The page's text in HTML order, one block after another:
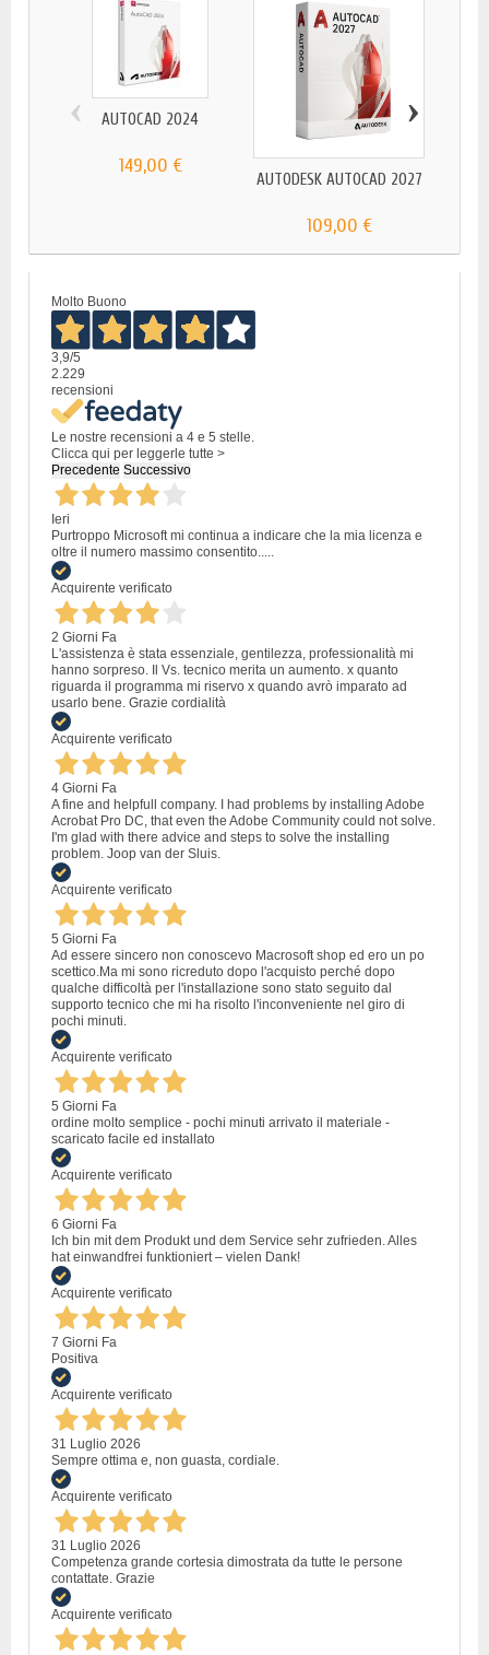
AUTOCAD 2024
149,00 €
AUTODESK AUTOCAD 2027
109,00 €
‹ ›
Molto Buono
3,9/5
2.229
recensioni
Le nostre recensioni a 4 e 5 stelle.
Clicca qui per leggerle tutte >
Precedente Successivo
Ieri
Purtroppo Microsoft mi continua a indicare che la mia licenza e
oltre il numero massimo consentito.....
Acquirente verificato
2 Giorni Fa
L'assistenza è stata essenziale, gentilezza, professionalità mi
hanno sorpreso. Il Vs. tecnico merita un aumento. x quanto
riguarda il programma mi riservo x quando avrò imparato ad
usarlo bene. Grazie cordialità
Acquirente verificato
4 Giorni Fa
A fine and helpfull company. I had problems by installing Adobe
Acrobat Pro DC, that even the Adobe Community could not solve.
I'm glad with there advice and steps to solve the installing
problem. Joop van der Sluis.
Acquirente verificato
5 Giorni Fa
Ad essere sincero non conoscevo Macrosoft shop ed ero un po
scettico.Ma mi sono ricreduto dopo l'acquisto perché dopo
qualche difficoltà per l'installazione sono stato seguito dal
supporto tecnico che mi ha risolto l'inconveniente nel giro di
pochi minuti.
Acquirente verificato
5 Giorni Fa
ordine molto semplice - pochi minuti arrivato il materiale -
scaricato facile ed installato
Acquirente verificato
6 Giorni Fa
Ich bin mit dem Produkt und dem Service sehr zufrieden. Alles
hat einwandfrei funktioniert – vielen Dank!
Acquirente verificato
7 Giorni Fa
Positiva
Acquirente verificato
31 Luglio 2026
Sempre ottima e, non guasta, cordiale.
Acquirente verificato
31 Luglio 2026
Competenza grande cortesia dimostrata da tutte le persone
contattate. Grazie
Acquirente verificato